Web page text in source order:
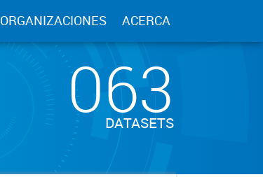
ORGANIZACIONES ACERCA
063
DATASETS